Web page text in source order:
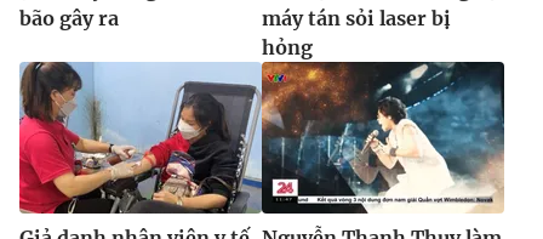
Ðiện thoại Thời báo VTV:
024.66 897 897
Liên hệ quảng cáo:
024-7300.7108
bão gây ra
máy tán sỏi laser bị
hỏng